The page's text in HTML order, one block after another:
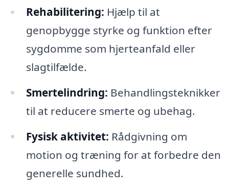
Rehabilitering: Hjælp til at
genopbygge styrke og funktion efter
sygdomme som hjerteanfald eller
slagtilfælde.
Smertelindring: Behandlingsteknikker
til at reducere smerte og ubehag.
Fysisk aktivitet: Rådgivning om
motion og træning for at forbedre den
generelle sundhed.